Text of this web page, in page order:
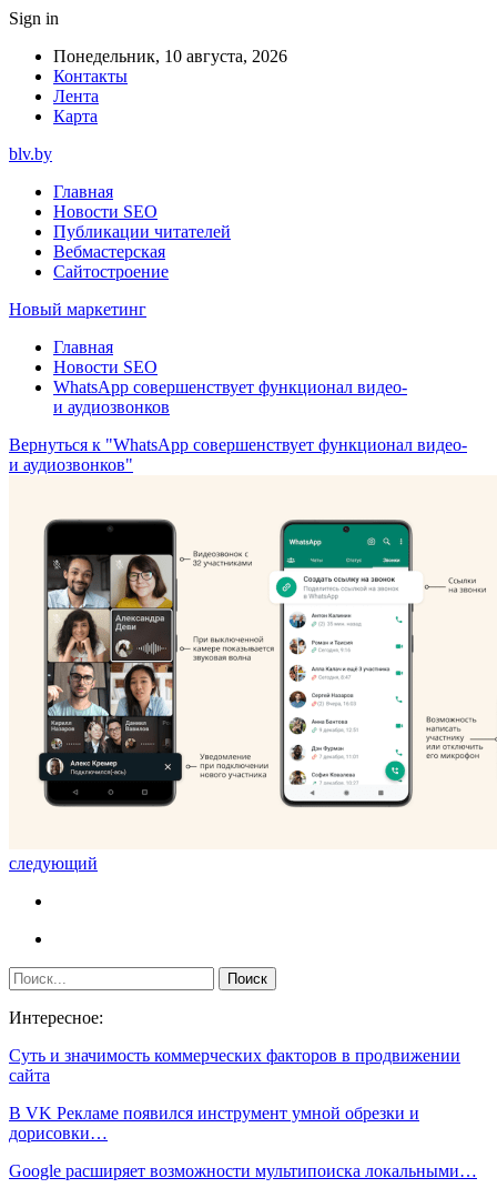
Sign in
Понедельник, 10 августа, 2026
Контакты
Лента
Карта
blv.by
Главная
Новости SEO
Публикации читателей
Вебмастерская
Сайтостроение
Новый маркетинг
Главная
Новости SEO
WhatsApp совершенствует функционал видео-
и аудиозвонков
Вернуться к "WhatsApp совершенствует функционал видео-
и аудиозвонков"
следующий
Интересное:
Суть и значимость коммерческих факторов в продвижении
сайта
В VK Рекламе появился инструмент умной обрезки и
дорисовки…
Google расширяет возможности мультипоиска локальными…